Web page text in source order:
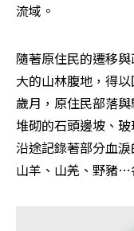
流域。
隨著原住民的遷移
大的山林腹地，得
歲月，原住民部落
堆砌的石頭邊坡、
沿途記錄著部分血
山羊、山羌、野豬…